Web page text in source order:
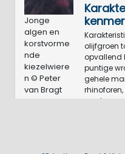
Jonge
algen en
korstvorme
nde
kiezelwiere
n © Peter
van Bragt
olijfgroen
opvallend
puntige
gehele